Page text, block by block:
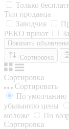
Только
Тип продавца
Заводчик
РЕКО приют
Показать
Сортировка
Сортировка
Сортировать
По умолчанию
убыванию цены
моложе
По
Сортировка